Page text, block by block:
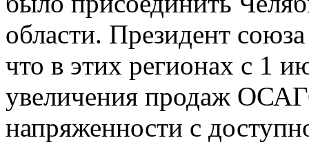
области. Президент
что в этих регионах с 1
увеличения продаж
напряженности с